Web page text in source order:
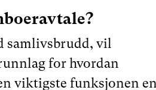
samlivsbrudd, vil
for hvordan
viktigste funksjonen